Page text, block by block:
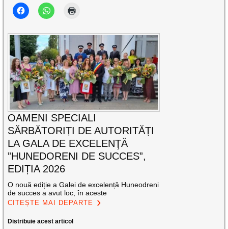
OAMENI SPECIALI
SĂRBĂTORIȚI DE AUTORITĂȚI
LA GALA DE EXCELENŢĂ
”HUNEDORENI DE SUCCES”,
EDIȚIA 2026
O nouă ediție a Galei de excelență Huneodreni
de succes a avut loc, în aceste
CITEȘTE MAI DEPARTE
Distribuie acest articol